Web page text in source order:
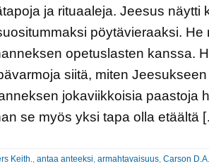
ja rituaaleja. Jeesus näytti
pöytävieraaksi. He
opetuslasten kanssa.
siitä, miten
jokaviikkoisia paastoja
se myös yksi tapa olla etäältä
Keith. antaa anteeksi armahtavaisuus Carson D.A.